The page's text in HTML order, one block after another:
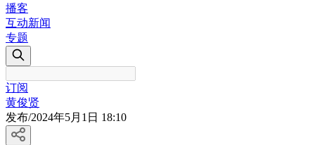
播客
互动新闻
专题
订阅
黄俊贤
发布/2024年5月1日 18:10